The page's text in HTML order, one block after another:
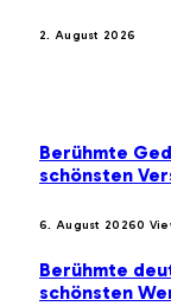
2. August 2026
Berühmte
schönsten
6. August 20260
Berühmte
schönsten